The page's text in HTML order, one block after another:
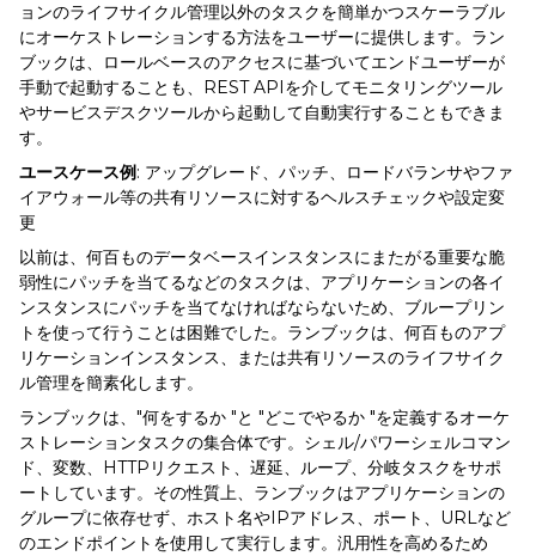
ョンのライフサイクル管理以外のタスクを簡単かつスケーラブル
にオーケストレーションする方法をユーザーに提供します。ラン
ブックは、ロールベースのアクセスに基づいてエンドユーザーが
手動で起動することも、REST APIを介してモニタリングツール
やサービスデスクツールから起動して自動実行することもできま
す。
ユースケース例: アップグレード、パッチ、ロードバランサやファ
イアウォール等の共有リソースに対するヘルスチェックや設定変
更
以前は、何百ものデータベースインスタンスにまたがる重要な脆
弱性にパッチを当てるなどのタスクは、アプリケーションの各イ
ンスタンスにパッチを当てなければならないため、ブループリン
トを使って行うことは困難でした。ランブックは、何百ものアプ
リケーションインスタンス、または共有リソースのライフサイク
ル管理を簡素化します。
ランブックは、"何をするか "と "どこでやるか "を定義するオーケ
ストレーションタスクの集合体です。シェル/パワーシェルコマン
ド、変数、HTTPリクエスト、遅延、ループ、分岐タスクをサポ
ートしています。その性質上、ランブックはアプリケーションの
グループに依存せず、ホスト名やIPアドレス、ポート、URLなど
のエンドポイントを使用して実行します。汎用性を高めるため